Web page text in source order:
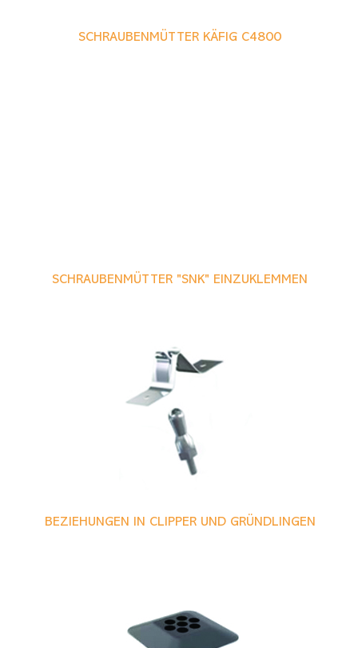
SCHRAUBENMÜTTER KÄFIG C4800
SCHRAUBENMÜTTER "SNK" EINZUKLEMMEN
BEZIEHUNGEN IN CLIPPER UND GRÜNDLINGEN